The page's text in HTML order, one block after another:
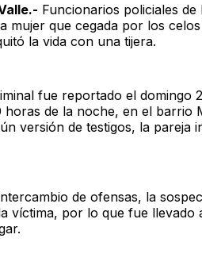
Funcionarios policiales
mujer que cegada por los
la vida con una tijera.
fue reportado el domingo
horas de la noche, en el barrio
versión de testigos, la pareja
de ofensas, la
víctima, por lo que fue